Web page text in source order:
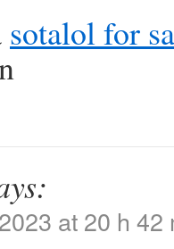
sotalol for
at 20 h 42